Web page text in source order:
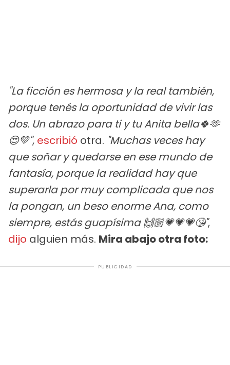
"La ficción es hermosa y la real también,
porque tenés la oportunidad de vivir las
dos. Un abrazo para ti y tu Anita bella🍀🫶
😍💚", escribió otra. "Muchas veces hay
que soñar y quedarse en ese mundo de
fantasía, porque la realidad hay que
superarla por muy complicada que nos
la pongan, un beso enorme Ana, como
siempre, estás guapísima 🙌🏼💗💗💗😘",
dijo alguien más. Mira abajo otra foto:
PUBLICIDAD